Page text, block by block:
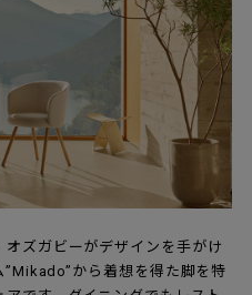
ズガビーがデザインを手がけ
から着想を得た脚を特